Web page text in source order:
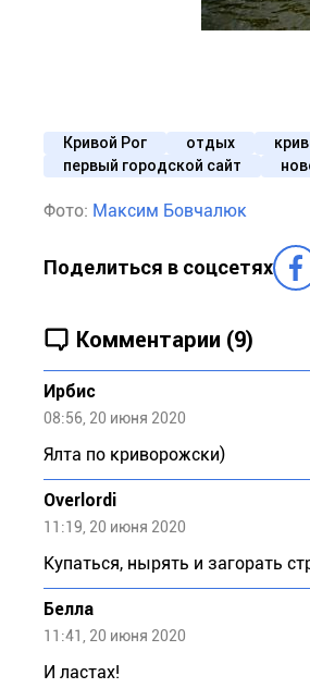
Кривой Рог отдых
первый городской сайт
Фото: Максим Бовчалюк
Поделиться в соцсетях
Комментарии (9)
Ирбис
08:56, 20 июня 2020
Ялта по криворожски)
Overlordi
11:19, 20 июня 2020
Купаться, нырять и загорать
Белла
11:41, 20 июня 2020
И ластах!